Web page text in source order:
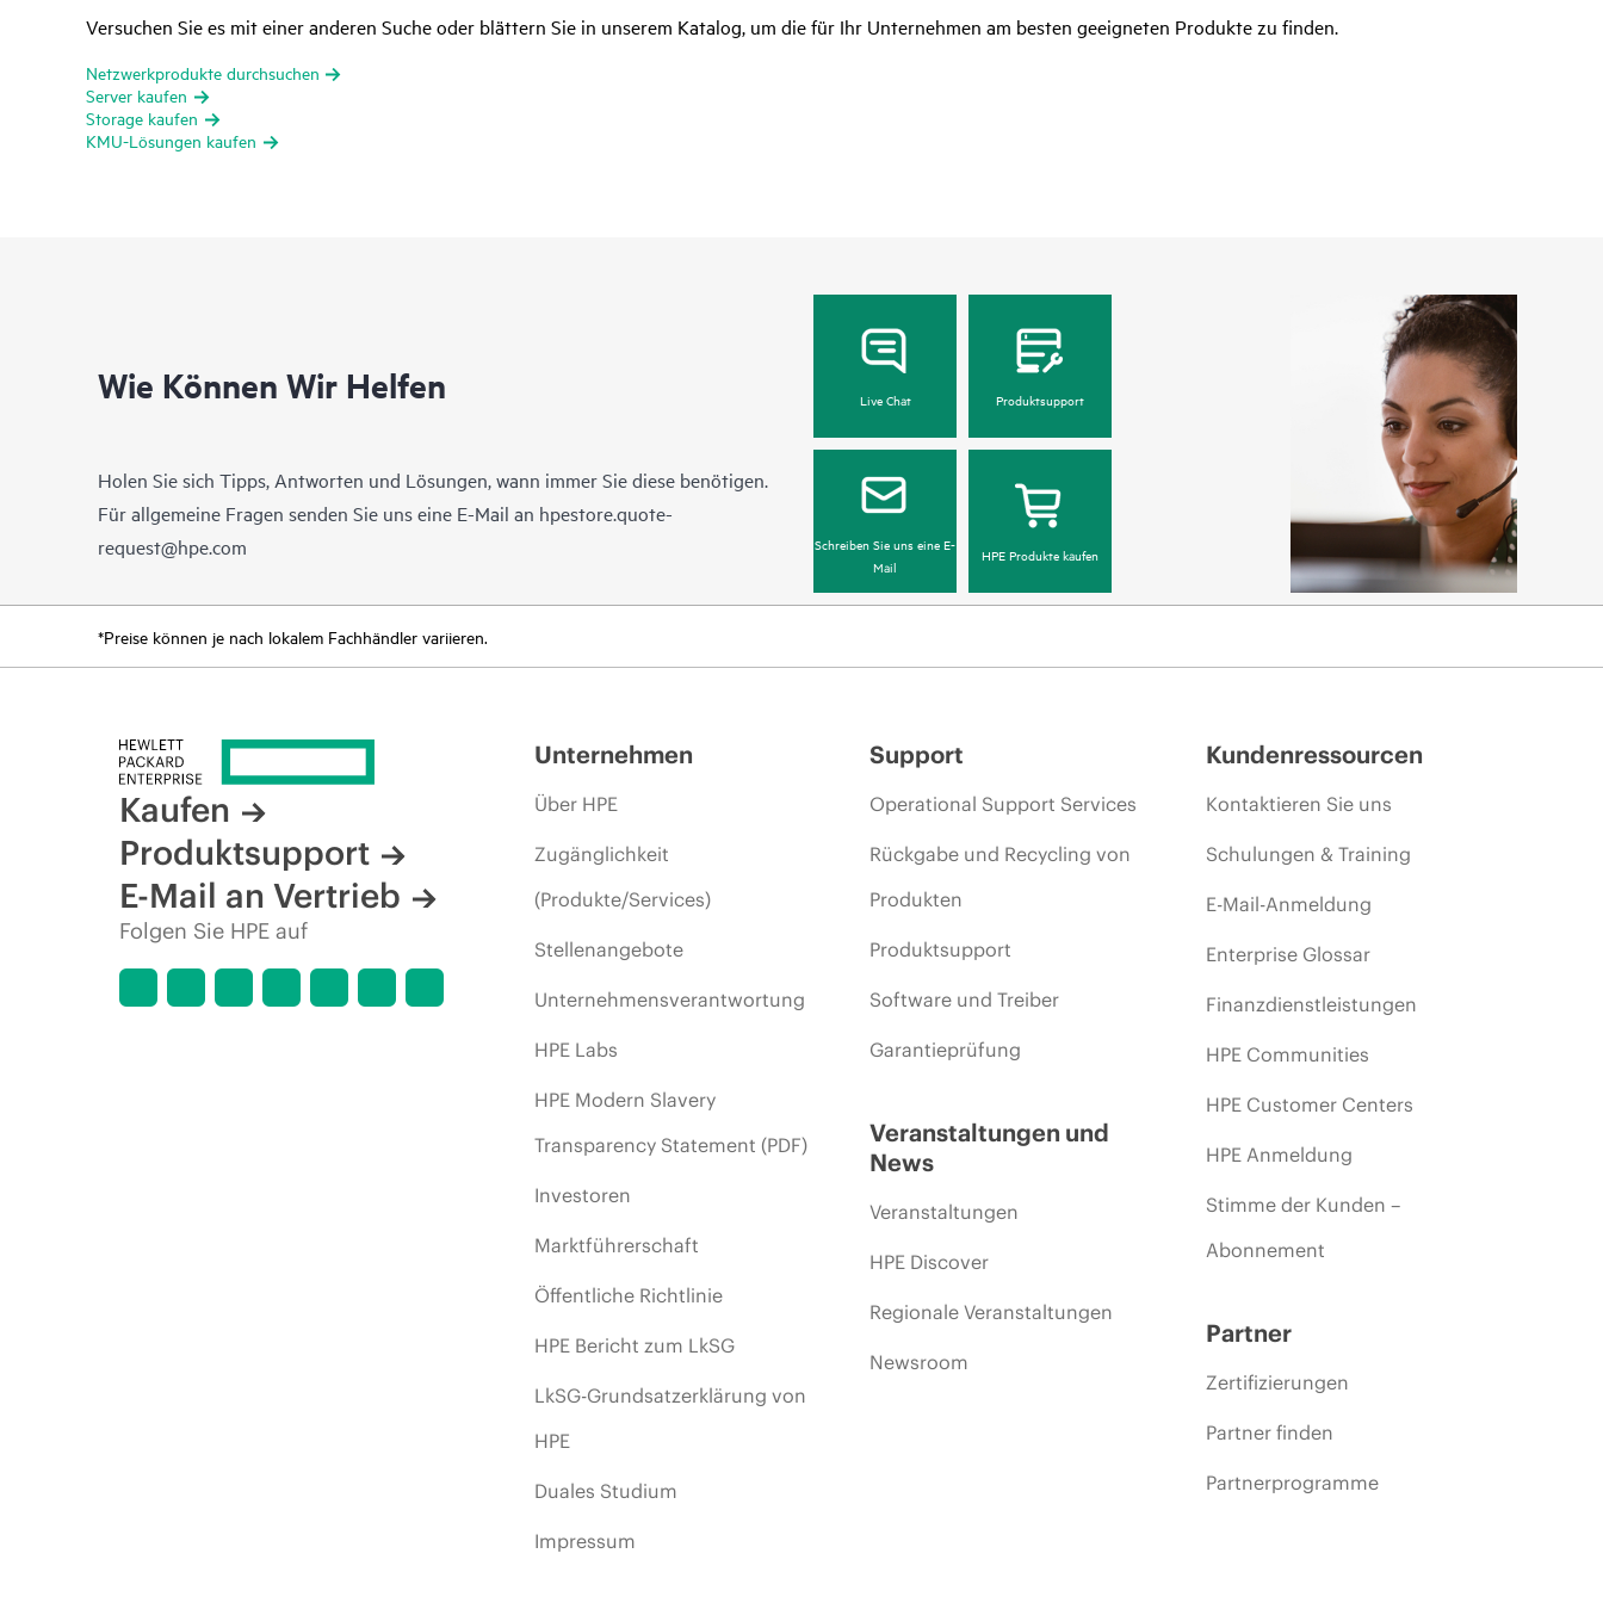
Versuchen Sie es mit einer anderen Suche oder blättern Sie in unserem Katalog, um die für Ihr Unternehmen am besten geeigneten Produkte zu finden.
Netzwerkprodukte durchsuchen
Server kaufen
Storage kaufen
KMU-Lösungen kaufen
Wie Können Wir Helfen
Holen Sie sich Tipps, Antworten und Lösungen, wann immer Sie diese benötigen.
Für allgemeine Fragen senden Sie uns eine E-Mail an hpestore.quote-
request@hpe.com
Live Chat Produktsupport
Schreiben Sie uns eine E-
Mail
HPE Produkte kaufen
*Preise können je nach lokalem Fachhändler variieren.
Kaufen
Produktsupport
E-Mail an Vertrieb
Folgen Sie HPE auf
Unternehmen
Über HPE
Zugänglichkeit
(Produkte/Services)
Stellenangebote
Unternehmensverantwortung
HPE Labs
HPE Modern Slavery
Transparency Statement (PDF)
Investoren
Marktführerschaft
Öffentliche Richtlinie
HPE Bericht zum LkSG
LkSG-Grundsatzerklärung von
HPE
Duales Studium
Impressum
Support
Operational Support Services
Rückgabe und Recycling von
Produkten
Produktsupport
Software und Treiber
Garantieprüfung
Veranstaltungen und
News
Veranstaltungen
HPE Discover
Regionale Veranstaltungen
Newsroom
Kundenressourcen
Kontaktieren Sie uns
Schulungen & Training
E-Mail-Anmeldung
Enterprise Glossar
Finanzdienstleistungen
HPE Communities
HPE Customer Centers
HPE Anmeldung
Stimme der Kunden –
Abonnement
Partner
Zertifizierungen
Partner finden
Partnerprogramme